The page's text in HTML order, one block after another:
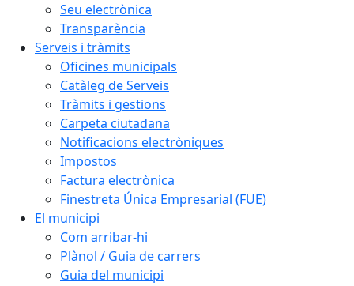
Seu electrònica
Transparència
Serveis i tràmits
Oficines municipals
Catàleg de Serveis
Tràmits i gestions
Carpeta ciutadana
Notificacions electròniques
Impostos
Factura electrònica
Finestreta Única Empresarial (FUE)
El municipi
Com arribar-hi
Plànol / Guia de carrers
Guia del municipi